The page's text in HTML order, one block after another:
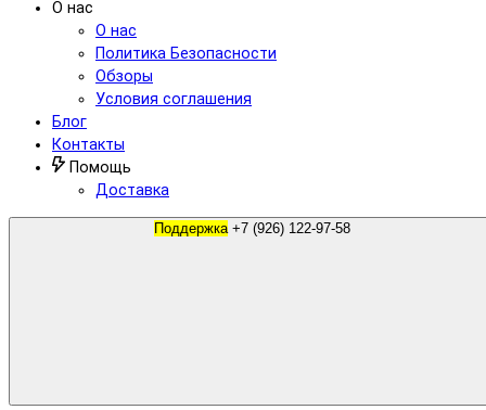
О нас
О нас
Политика Безопасности
Обзоры
Условия соглашения
Блог
Контакты
Помощь
Доставка
Поддержка +7 (926) 122-97-58